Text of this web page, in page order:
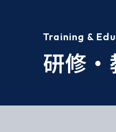
Training &
研修・